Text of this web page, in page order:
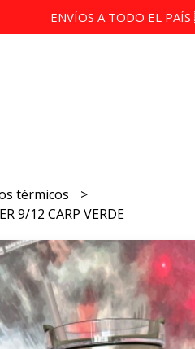
ENVÍOS A TODO EL
térmicos
9/12 CARP VERDE